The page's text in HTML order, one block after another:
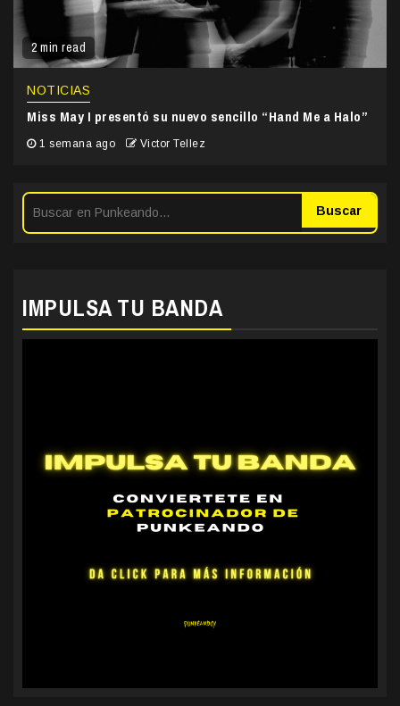
2 min read
NOTICIAS
Miss May I presentó su nuevo sencillo “Hand Me a Halo”
1 semana ago Victor Tellez
Buscar
IMPULSA TU BANDA